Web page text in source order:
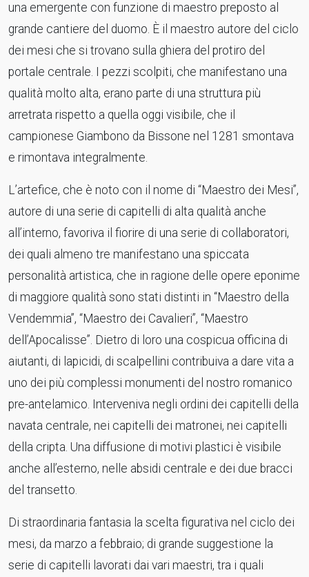
una emergente con funzione di maestro preposto al
grande cantiere del duomo. È il maestro autore del ciclo
dei mesi che si trovano sulla ghiera del protiro del
portale centrale. I pezzi scolpiti, che manifestano una
qualità molto alta, erano parte di una struttura più
arretrata rispetto a quella oggi visibile, che il
campionese Giambono da Bissone nel 1281 smontava
e rimontava integralmente.
L’artefice, che è noto con il nome di “Maestro dei Mesi”,
autore di una serie di capitelli di alta qualità anche
all’interno, favoriva il fiorire di una serie di collaboratori,
dei quali almeno tre manifestano una spiccata
personalità artistica, che in ragione delle opere eponime
di maggiore qualità sono stati distinti in “Maestro della
Vendemmia”, “Maestro dei Cavalieri”, “Maestro
dell’Apocalisse”. Dietro di loro una cospicua officina di
aiutanti, di lapicidi, di scalpellini contribuiva a dare vita a
uno dei più complessi monumenti del nostro romanico
pre-antelamico. Interveniva negli ordini dei capitelli della
navata centrale, nei capitelli dei matronei, nei capitelli
della cripta. Una diffusione di motivi plastici è visibile
anche all’esterno, nelle absidi centrale e dei due bracci
del transetto.
Di straordinaria fantasia la scelta figurativa nel ciclo dei
mesi, da marzo a febbraio; di grande suggestione la
serie di capitelli lavorati dai vari maestri, tra i quali